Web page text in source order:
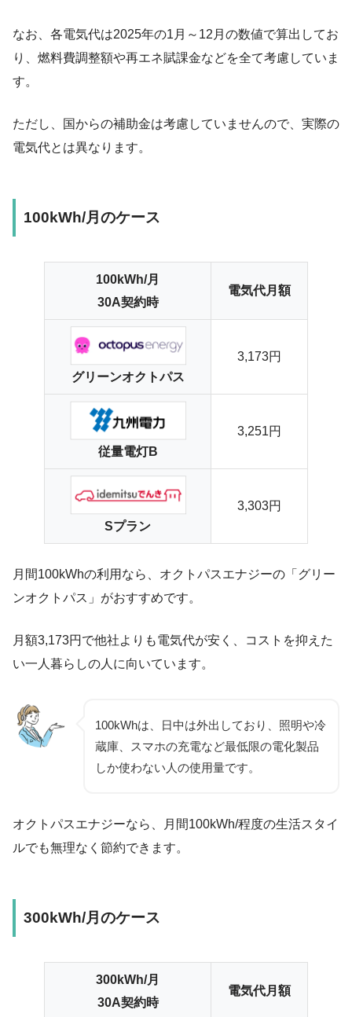
なお、各電気代は2025年の1月～12月の数値で算出してお
り、燃料費調整額や再エネ賦課金などを全て考慮していま
す。
ただし、国からの補助金は考慮していませんので、実際の
電気代とは異なります。
100kWh/月のケース
100kWh/月
30A契約時
電気代月額
グリーンオクトパス
3,173円
従量電灯B
3,251円
Sプラン
3,303円
月間100kWhの利用なら、オクトパスエナジーの「グリー
ンオクトパス」がおすすめです。
月額3,173円で他社よりも電気代が安く、コストを抑えた
い一人暮らしの人に向いています。
100kWhは、日中は外出しており、照明や冷
蔵庫、スマホの充電など最低限の電化製品
しか使わない人の使用量です。
オクトパスエナジーなら、月間100kWh/程度の生活スタイ
ルでも無理なく節約できます。
300kWh/月のケース
300kWh/月
30A契約時
電気代月額